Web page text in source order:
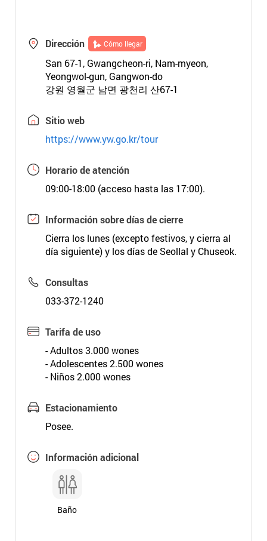
Dirección Cómo llegar
San 67-1, Gwangcheon-ri, Nam-myeon,
Yeongwol-gun, Gangwon-do
강원 영월군 남면 광천리 산67-1
Sitio web
https://www.yw.go.kr/tour
Horario de atención
09:00-18:00 (acceso hasta las 17:00).
Información sobre días de cierre
Cierra los lunes (excepto festivos, y cierra al
día siguiente) y los días de Seollal y Chuseok.
Consultas
033-372-1240
Tarifa de uso
- Adultos 3.000 wones
- Adolescentes 2.500 wones
- Niños 2.000 wones
Estacionamiento
Posee.
Información adicional
Baño